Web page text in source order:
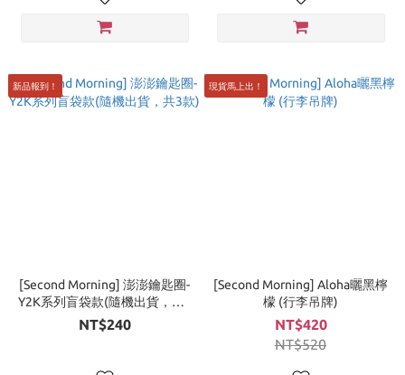
新品報到！
[Second Morning] 澎澎鑰匙圈-
Y2K系列盲袋款(隨機出貨，共3
款)
NT$240
現貨馬上出！
[Second Morning] Aloha曬黑檸
檬 (行李吊牌)
NT$420
NT$520